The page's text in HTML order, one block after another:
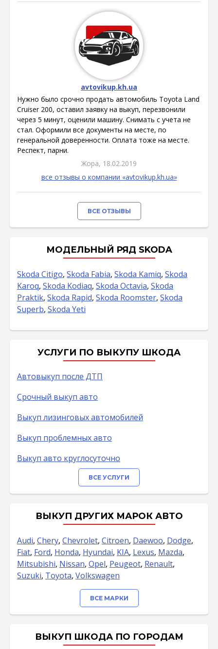
avtovikup.kh.ua
Нужно было срочно продать автомобиль Toyota Land
Cruiser 200, оставил заявку на выкуп, перезвонили
через 5 минут, оценили машину. Снимать с учета не
стал. Оформили все документы на месте, по
генеральной доверенности. Оплата тоже на месте.
Респект, парни.
Жора, 18.02.2019
все отзывы о компании «avtovikup.kh.ua»
ВСЕ ОТЗЫВЫ
МОДЕЛЬНЫЙ РЯД SKODA
Skoda Citigo, Skoda Fabia, Skoda Kamiq, Skoda
Karoq, Skoda Kodiaq, Skoda Octavia, Skoda
Praktik, Skoda Rapid, Skoda Roomster, Skoda
Superb, Skoda Yeti
УСЛУГИ ПО ВЫКУПУ ШКОДА
Автовыкуп после ДТП
Срочный выкуп авто
Выкуп лизинговых автомобилей
Выкуп проблемных авто
Выкуп авто круглосуточно
ВСЕ УСЛУГИ
ВЫКУП ДРУГИХ МАРОК АВТО
Audi, Chery, Chevrolet, Citroen, Daewoo, Dodge,
Fiat, Ford, Honda, Hyundai, KIA, Lexus, Mazda,
Mitsubishi, Nissan, Opel, Peugeot, Renault,
Suzuki, Toyota, Volkswagen
ВСЕ МАРКИ
ВЫКУП ШКОДА ПО ГОРОДАМ